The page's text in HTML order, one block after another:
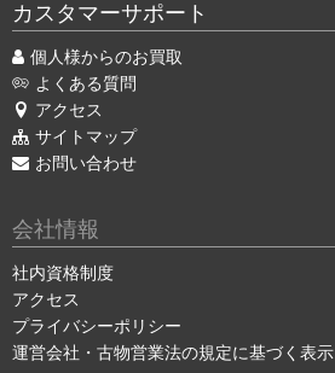
カスタマーサポート
個人様からのお買取
よくある質問
アクセス
サイトマップ
お問い合わせ
会社情報
社内資格制度
アクセス
プライバシーポリシー
運営会社・古物営業法の規定に基づく表示